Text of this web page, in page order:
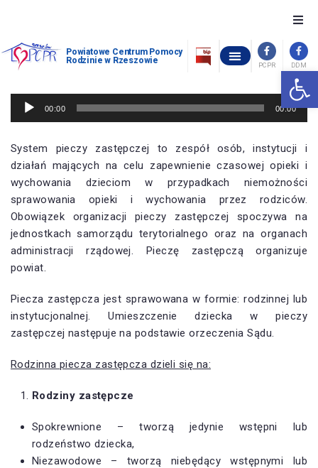
O nas
Piecza zastępcza
Dofinansowania
Pomoc społeczna
Powiatowe Centrum Pomocy
Rodzinie w Rzeszowie
PCPR DDM
Odtwarzacz
00:00 00:00
System pieczy zastępczej to zespół osób, instytucji i
działań mających na celu zapewnienie czasowej opieki i
wychowania dzieciom w przypadkach niemożności
sprawowania opieki i wychowania przez rodziców.
Obowiązek organizacji pieczy zastępczej spoczywa na
jednostkach samorządu terytorialnego oraz na organach
administracji rządowej. Pieczę zastępczą organizuje
powiat.
Piecza zastępcza jest sprawowana w formie: rodzinnej lub
instytucjonalnej. Umieszczenie dziecka w pieczy
zastępczej następuje na podstawie orzeczenia Sądu.
Rodzinna piecza zastępcza dzieli się na:
Rodziny zastępcze
Spokrewnione – tworzą jedynie wstępni lub
rodzeństwo dziecka,
Niezawodowe – tworzą niebędący wstępnymi lub